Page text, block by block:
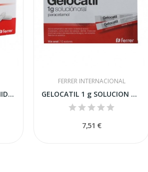
GELOCATIL 1 g COMPRIMIDOS,10 comprimidos
FERRER INTERNACIONAL
GELOCATIL 1 g SOLUCION ORAL,10 sobres
7,51 €